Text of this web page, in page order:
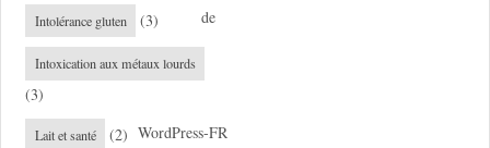
Intolérance gluten (3)
Intoxication aux métaux lourds
(3)
Lait et santé (2)
de
WordPress-FR